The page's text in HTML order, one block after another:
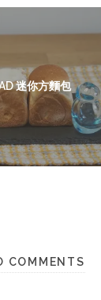
迷你方麵包
COMMENTS